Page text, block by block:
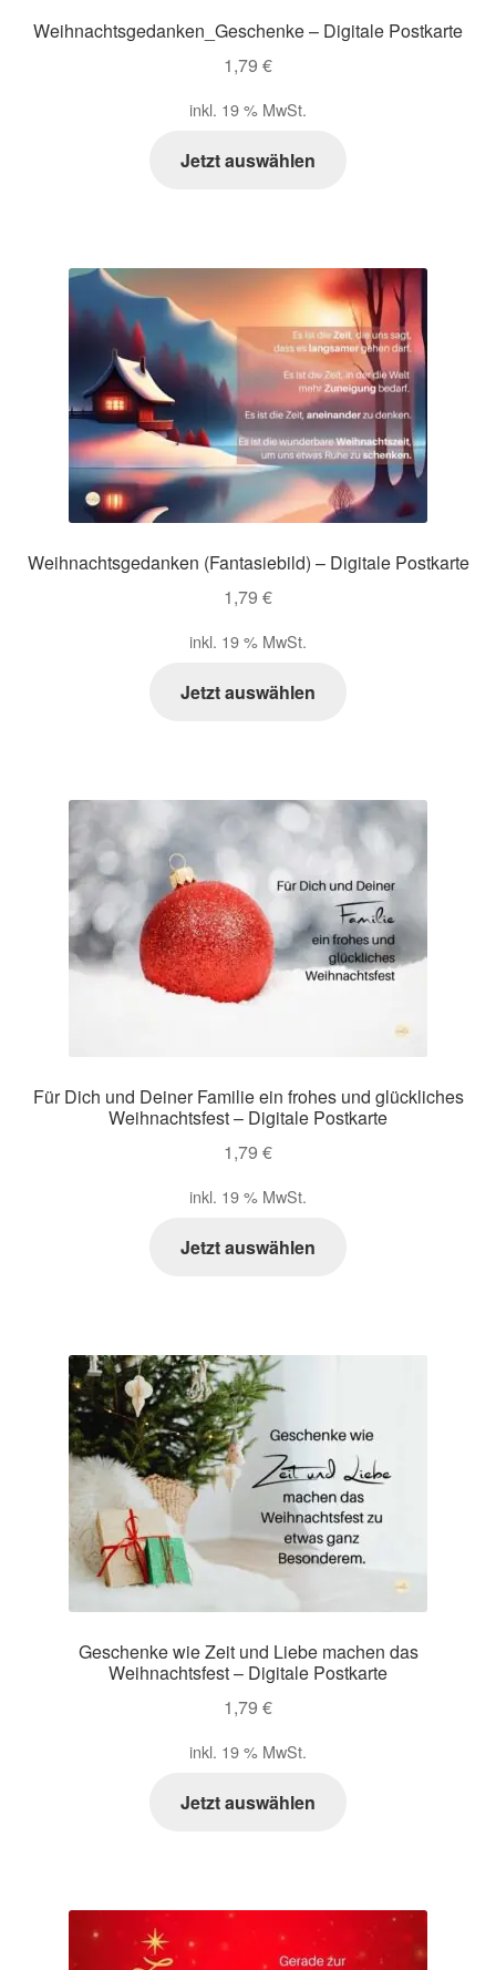
Weihnachtsgedanken_Geschenke – Digitale Postkarte
1,79 €
inkl. 19 % MwSt.
Jetzt auswählen
Weihnachtsgedanken (Fantasiebild) – Digitale Postkarte
1,79 €
inkl. 19 % MwSt.
Jetzt auswählen
Für Dich und Deiner Familie ein frohes und glückliches
Weihnachtsfest – Digitale Postkarte
1,79 €
inkl. 19 % MwSt.
Jetzt auswählen
Geschenke wie Zeit und Liebe machen das
Weihnachtsfest – Digitale Postkarte
1,79 €
inkl. 19 % MwSt.
Jetzt auswählen